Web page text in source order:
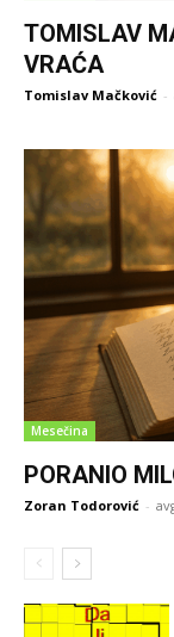
TOMISLAV
VRAĆA
Tomislav Mačković -
Mesečina
PORANIO
Zoran Todorović -